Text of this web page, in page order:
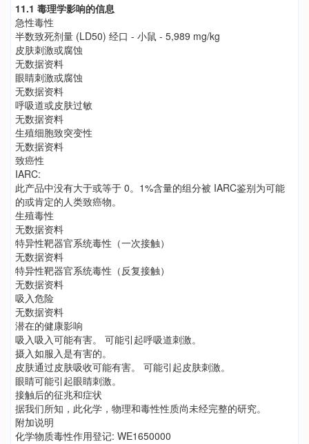
11.1 毒理学影响的信息
急性毒性
半数致死剂量 (LD50) 经口 - 小鼠 - 5,989 mg/kg
皮肤刺激或腐蚀
无数据资料
眼睛刺激或腐蚀
无数据资料
呼吸道或皮肤过敏
无数据资料
生殖细胞致突变性
无数据资料
致癌性
IARC:
此产品中没有大于或等于 0。1%含量的组分被 IARC鉴别为可能
的或肯定的人类致癌物。
生殖毒性
无数据资料
特异性靶器官系统毒性（一次接触）
无数据资料
特异性靶器官系统毒性（反复接触）
无数据资料
吸入危险
无数据资料
潜在的健康影响
吸入吸入可能有害。 可能引起呼吸道刺激。
摄入如服入是有害的。
皮肤通过皮肤吸收可能有害。 可能引起皮肤刺激。
眼睛可能引起眼睛刺激。
接触后的征兆和症状
据我们所知，此化学，物理和毒性性质尚未经完整的研究。
附加说明
化学物质毒性作用登记: WE1650000